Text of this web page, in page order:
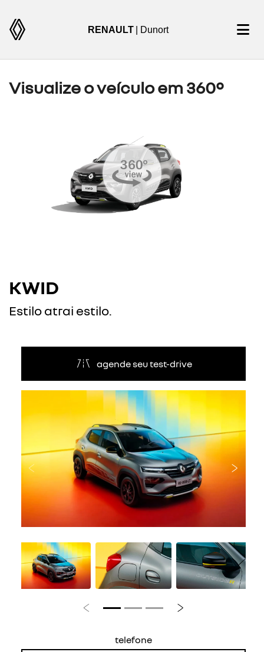
RENAULT | Dunort
Visualize o veículo em 360°
KWID
Estilo atrai estilo.
agende seu test-drive
Anterior
Anterior Próximo
telefone